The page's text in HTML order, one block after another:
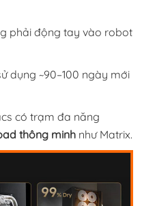
phải động tay vào robot
dụng ~90–100 ngày mới
có trạm đa năng
thông minh như Matrix.